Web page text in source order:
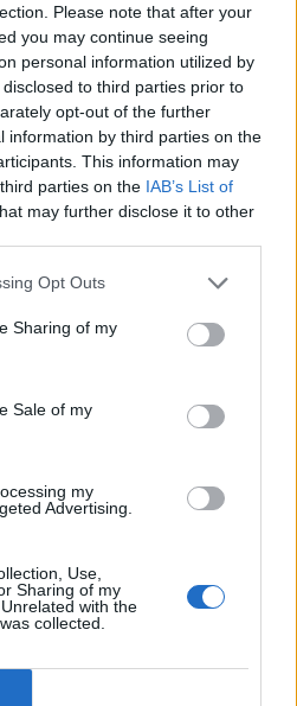
Please note that after your
you may continue seeing
personal information utilized by
to third parties prior to
opt-out of the further
information by third parties on the
This information may
parties on the IAB’s List of
may further disclose it to other
Opt Outs
Sharing of my
Sale of my
my
Advertising.
Use,
Sharing of my
with the
collected.
Manda și-
de
cu un
de
ad